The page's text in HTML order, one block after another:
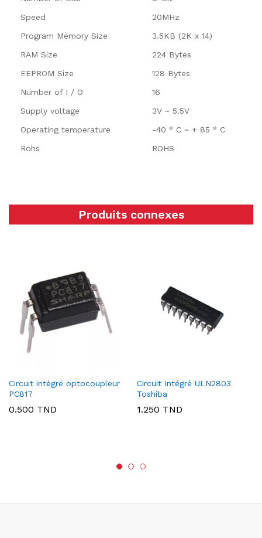
Speed
20MHz
Program Memory Size
3.5KB (2K x 14)
RAM Size
224 Bytes
EEPROM Size
128 Bytes
Number of I / O
16
Supply voltage
3V ~ 5.5V
Operating temperature
-40 ° C ~ + 85 ° C
Rohs
ROHS
Produits connexes
Circuit intégré optocoupleur
PC817
0.500 TND
Circuit Intégré ULN2803
Toshiba
1.250 TND